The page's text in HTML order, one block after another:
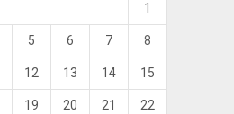
1
5 6 7 8
12 13 14 15
19 20 21 22